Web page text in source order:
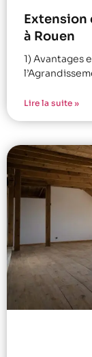
Extension
à Rouen
1) Avantages
Lire la suite »